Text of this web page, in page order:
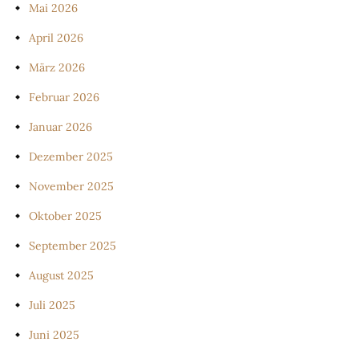
Mai 2026
April 2026
März 2026
Februar 2026
Januar 2026
Dezember 2025
November 2025
Oktober 2025
September 2025
August 2025
Juli 2025
Juni 2025